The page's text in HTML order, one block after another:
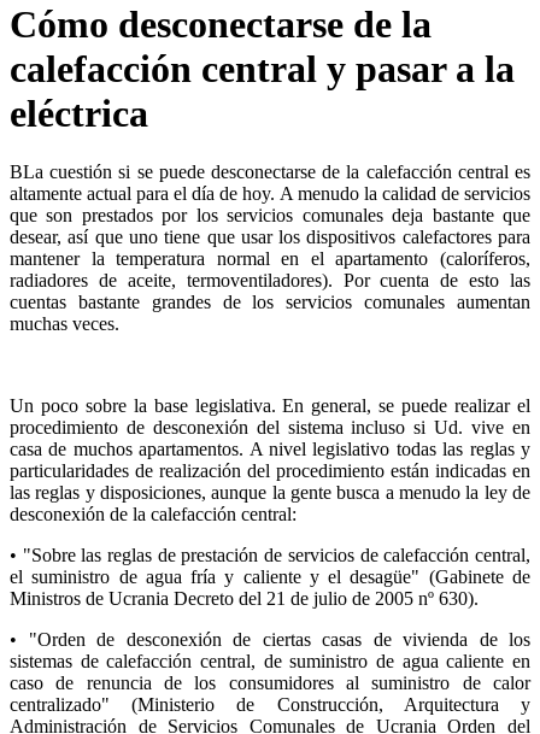
Cómo desconectarse de la
calefacción central y pasar a la
eléctrica
ВLa cuestión si se puede desconectarse de la calefacción central es
altamente actual para el día de hoy. A menudo la calidad de servicios
que son prestados por los servicios comunales deja bastante que
desear, así que uno tiene que usar los dispositivos calefactores para
mantener la temperatura normal en el apartamento (caloríferos,
radiadores de aceite, termoventiladores). Por cuenta de esto las
cuentas bastante grandes de los servicios comunales aumentan
muchas veces.
Un poco sobre la base legislativa. En general, se puede realizar el
procedimiento de desconexión del sistema incluso si Ud. vive en
casa de muchos apartamentos. A nivel legislativo todas las reglas y
particularidades de realización del procedimiento están indicadas en
las reglas y disposiciones, aunque la gente busca a menudo la ley de
desconexión de la calefacción central:
• "Sobre las reglas de prestación de servicios de calefacción central,
el suministro de agua fría y caliente y el desagüe" (Gabinete de
Ministros de Ucrania Decreto del 21 de julio de 2005 nº 630).
• "Orden de desconexión de ciertas casas de vivienda de los
sistemas de calefacción central, de suministro de agua caliente en
caso de renuncia de los consumidores al suministro de calor
centralizado" (Ministerio de Construcción, Arquitectura y
Administración de Servicios Comunales de Ucrania Orden del